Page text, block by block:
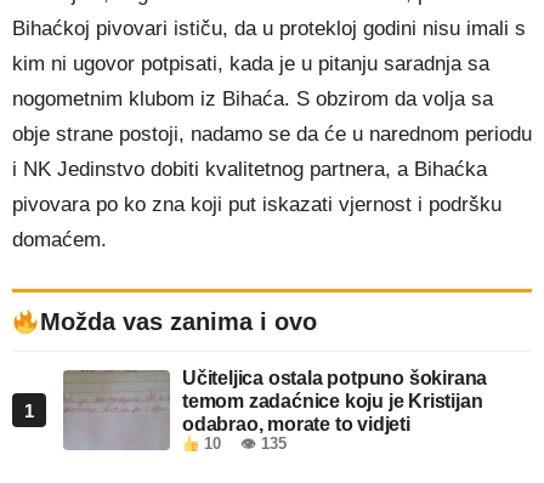
Bihaćkoj pivovari ističu, da u protekloj godini nisu imali s
kim ni ugovor potpisati, kada je u pitanju saradnja sa
nogometnim klubom iz Bihaća. S obzirom da volja sa
obje strane postoji, nadamo se da će u narednom periodu
i NK Jedinstvo dobiti kvalitetnog partnera, a Bihaćka
pivovara po ko zna koji put iskazati vjernost i podršku
domaćem.
Možda vas zanima i ovo
1
Učiteljica ostala potpuno šokirana
temom zadaćnice koju je Kristijan
odabrao, morate to vidjeti
10 👁 135